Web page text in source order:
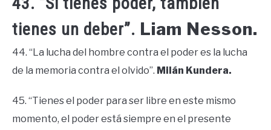
tienes un deber”. Liam Nesson.
44. “La lucha del hombre contra el poder es la lucha
de la memoria contra el olvido”. Milán Kundera.
45. “Tienes el poder para ser libre en este mismo
momento, el poder está siempre en el presente